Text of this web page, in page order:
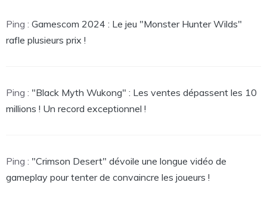
Ping : Gamescom 2024 : Le jeu "Monster Hunter Wilds"
rafle plusieurs prix !
Ping : "Black Myth Wukong" : Les ventes dépassent les 10
millions ! Un record exceptionnel !
Ping : "Crimson Desert" dévoile une longue vidéo de
gameplay pour tenter de convaincre les joueurs !